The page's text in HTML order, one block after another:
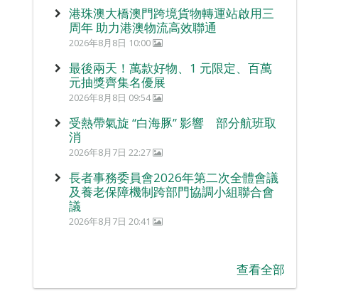
港珠澳大橋澳門跨境貨物轉運站啟用三
周年 助力港澳物流高效聯通
2026年8月8日 10:00
最後兩天！萬款好物、1 元限定、百萬
元抽獎齊集名優展
2026年8月8日 09:54
受熱帶氣旋 “白海豚” 影響 部分航班取
消
2026年8月7日 22:27
長者事務委員會2026年第二次全體會議
及養老保障機制跨部門協調小組聯合會
議
2026年8月7日 20:41
查看全部